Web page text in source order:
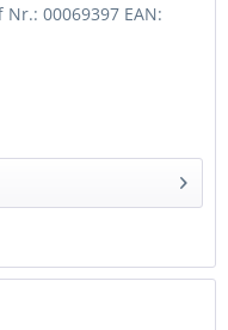
00069397 EAN: